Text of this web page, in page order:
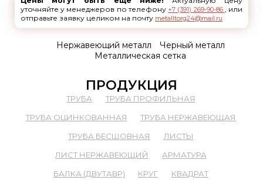
уточняйте у менеджеров по телефону +7 (391) 269-90-86 , или
отправьте заявку целиком на почту metalltorg24@mail.ru
Нержавеющий металл
Черный металл
Металлическая сетка
ПРОДУКЦИЯ
ТРУБА
ТРУБА ПРОФИЛЬНАЯ
ТРУБА ОЦИНКОВАННАЯ
ТРУБА НЕРЖАВЕЮЩАЯ
ТРУБА БЕСШОВНАЯ
ЛИСТЫ
ЛИСТ НЕРЖАВЕЮЩИЙ
АРМАТУРА
БАЛКА (ДВУТАВР)
КРУГ
КВАДРАТ